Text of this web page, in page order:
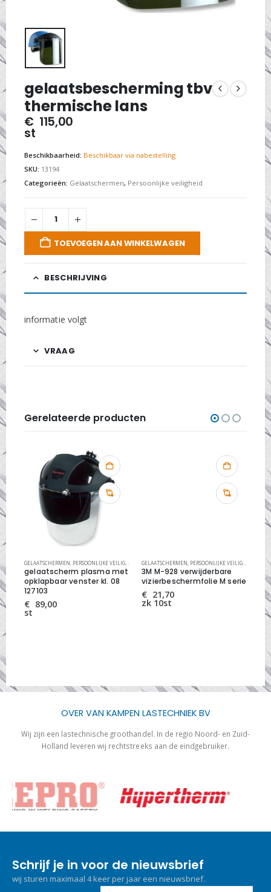
gelaatsbescherming tbv
thermische lans
€ 115,00
st
Beschikbaarheid: Beschikbaar via nabestelling
SKU: 13194
Categorieën: Gelaatschermen, Persoonlijke veiligheid
TOEVOEGEN AAN WINKELWAGEN
BESCHRIJVING
informatie volgt
VRAAG
Gerelateerde producten
GELAATSCHERMEN PERSOONLIJKE VEILIGHEID
gelaatscherm plasma met
opklapbaar venster kl. 08
127103
€ 89,00
st
GELAATSCHERMEN PERSOONLIJKE VEILIGHEID
3M M-928 verwijderbare
vizierbeschermfolie M serie
€ 21,70
zk 10st st
OVER VAN KAMPEN LASTECHNIEK BV
Wij zijn een lastechnische groothandel. In de regio Noord- en Zuid-
Holland leveren wij rechtstreeks aan de eindgebruiker.
Schrijf je in voor de nieuwsbrief
wij sturen maximaal 4 keer per jaar een nieuwsbrief.
E-mailadres: